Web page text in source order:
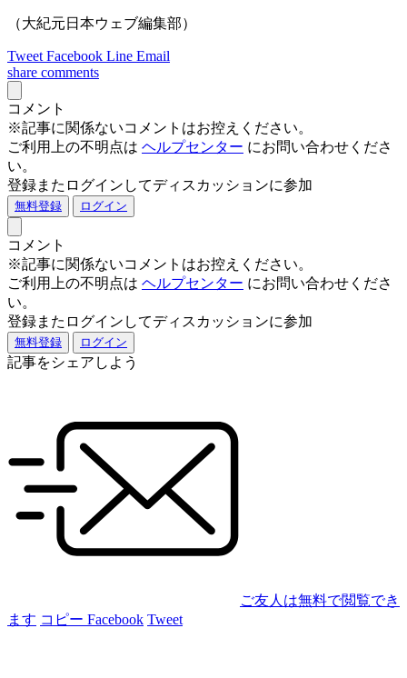
（大紀元日本ウェブ編集部）
Tweet Facebook Line Email
share comments
コメント
※記事に関係ないコメントはお控えください。
ご利用上の不明点は ヘルプセンター にお問い合わせくださ
い。
登録またログインしてディスカッションに参加
無料登録 ログイン
コメント
※記事に関係ないコメントはお控えください。
ご利用上の不明点は ヘルプセンター にお問い合わせくださ
い。
登録またログインしてディスカッションに参加
無料登録 ログイン
記事をシェアしよう
ご友人は無料で閲覧でき
ます コピー Facebook Tweet